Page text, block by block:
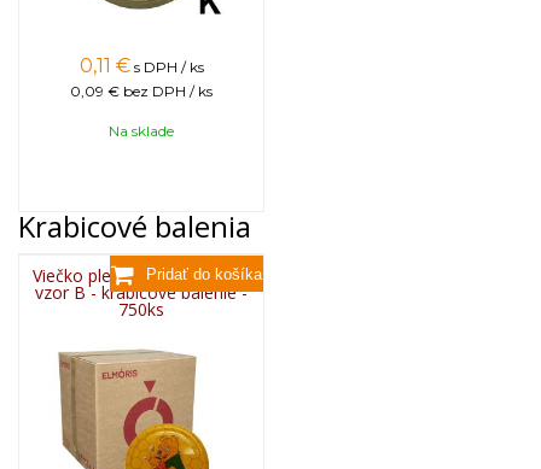
0,11 € s DPH / ks
0,09 € bez DPH / ks
Na sklade
Krabicové balenia
Viečko plechové TWIST 82 -
vzor B - krabicové balenie -
750ks